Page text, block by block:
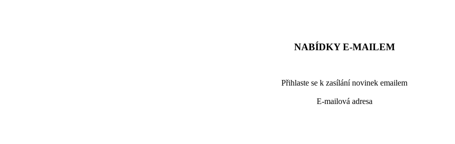
NABÍDKY E-MAILEM
Přihlaste se k zasílání novinek emailem
E-mailová adresa